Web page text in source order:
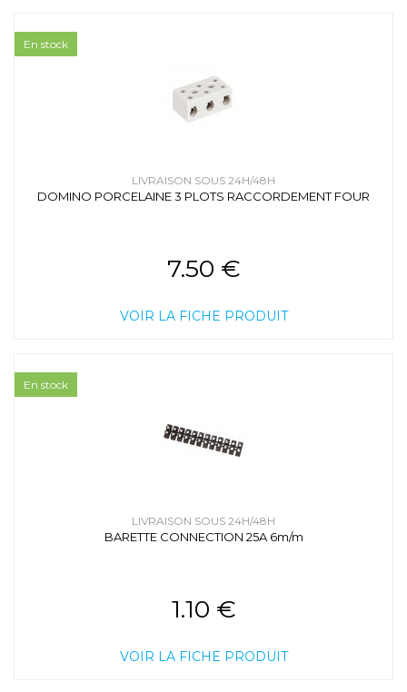
LIVRAISON SOUS 24H/48H
DOMINO PORCELAINE 3 PLOTS RACCORDEMENT FOUR
7.50 €
VOIR LA FICHE PRODUIT
En stock
LIVRAISON SOUS 24H/48H
BARETTE CONNECTION 25A 6m/m
1.10 €
VOIR LA FICHE PRODUIT
En stock